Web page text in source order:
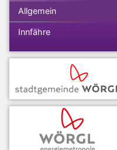
Allgemein
Innfähre